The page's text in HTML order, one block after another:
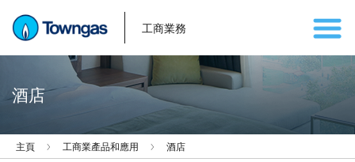
工商業務
酒店
主頁 工商業產品和應用 酒店